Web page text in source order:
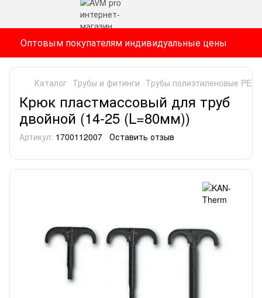
Оптовым покупателям индивидуальные цены
Каталог Трубы и фитинги Трубы полиэтиленовые PEX
Крюк пластмассовый для труб
двойной (14-25 (L=80мм))
Артикул: 1700112007 Оставить отзыв